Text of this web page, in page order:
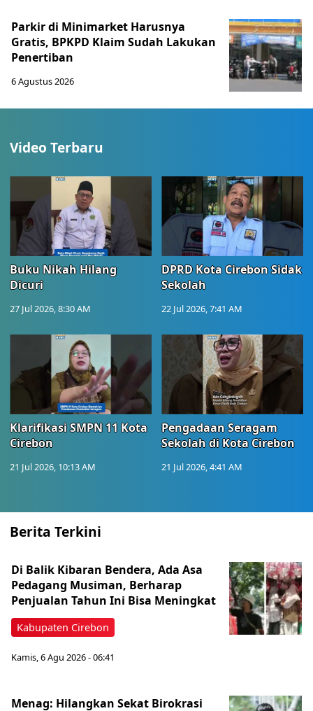
Parkir di Minimarket Harusnya
Gratis, BPKPD Klaim Sudah Lakukan
Penertiban
6 Agustus 2026
Video Terbaru
Buku Nikah Hilang
Dicuri
27 Jul 2026, 8:30 AM
DPRD Kota Cirebon Sidak
Sekolah
22 Jul 2026, 7:41 AM
Klarifikasi SMPN 11 Kota
Cirebon
21 Jul 2026, 10:13 AM
Pengadaan Seragam
Sekolah di Kota Cirebon
21 Jul 2026, 4:41 AM
Berita Terkini
Kabupaten Cirebon
Di Balik Kibaran Bendera, Ada Asa
Pedagang Musiman, Berharap
Penjualan Tahun Ini Bisa Meningkat
Kamis, 6 Agu 2026 - 06:41
Menag: Hilangkan Sekat Birokrasi